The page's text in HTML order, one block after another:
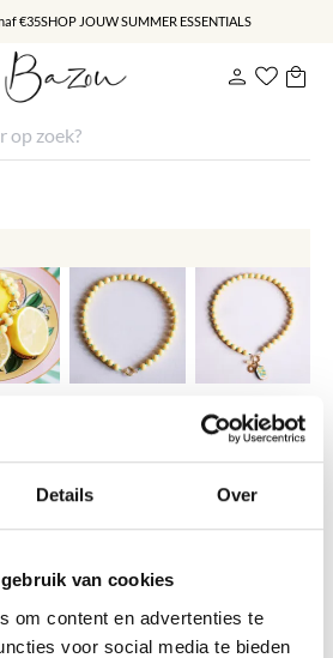
Details Over
van cookies
om content en advertenties te
voor social media te bieden
€35SHOP JOUW SUMMER ESSENTIALS
miyuki's -
Mint